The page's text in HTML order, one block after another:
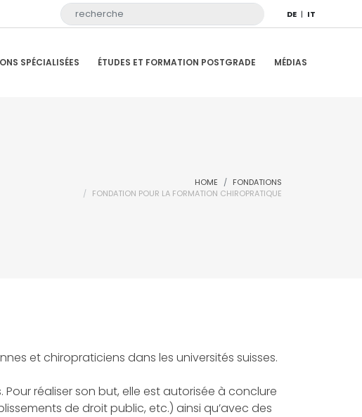
DE | IT
SPÉCIALISÉES ÉTUDES ET FORMATION POSTGRADE MÉDIAS
HOME
FONDATIONS
FONDATION POUR LA FORMATION CHIROPRATIQUE
et chiropraticiens dans les universités suisses.
réaliser son but, elle est autorisée à conclure
de droit public, etc.) ainsi qu’avec des